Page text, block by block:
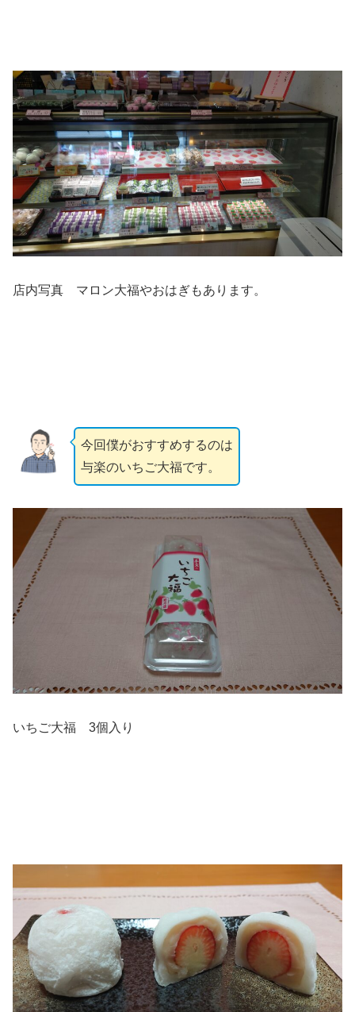
店内写真 マロン大福やおはぎもあります。
今回僕がおすすめするのは
与楽のいちご大福です。
いちご大福 3個入り